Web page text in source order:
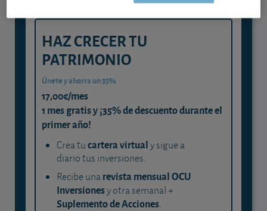
HAZ CRECER TU
PATRIMONIO
Únete y ahorra un 35%
17,00€/mes
1 mes gratis y ¡35% de descuento durante el
primer año!
Crea tucartera virtualy sigue a
diario tus inversiones.
Recibe unarevista mensual OCU
Inversionesy otra semanal +
Suplemento de Acciones.